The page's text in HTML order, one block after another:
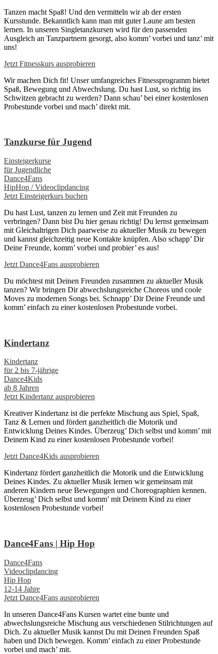
Tanzen macht Spaß! Und den vermitteln wir ab der ersten
Kursstunde. Bekanntlich kann man mit guter Laune am besten
lernen. In unseren Singletanzkursen wird für den passenden
Ausgleich an Tanzpartnern gesorgt, also komm’ vorbei und tanz’ mit
uns!
Jetzt Fitnesskurs ausprobieren
Wir machen Dich fit! Unser umfangreiches Fitnessprogramm bietet
Spaß, Bewegung und Abwechslung. Du hast Lust, so richtig ins
Schwitzen gebracht zu werden? Dann schau’ bei einer kostenlosen
Probestunde vorbei und mach’ direkt mit.
Tanzkurse für Jugend
Einsteigerkurse
für Jugendliche
Dance4Fans
HipHop / Videoclipdancing
Jetzt Einsteigerkurs buchen
Du hast Lust, tanzen zu lernen und Zeit mit Freunden zu
verbringen? Dann bist Du hier genau richtig! Du lernst gemeinsam
mit Gleichaltrigen Dich paarweise zu aktueller Musik zu bewegen
und kannst gleichzeitig neue Kontakte knüpfen. Also schapp’ Dir
Deine Freunde, komm’ vorbei und probier’ es aus!
Jetzt Dance4Fans ausprobieren
Du möchtest mit Deinen Freunden zusammen zu aktueller Musik
tanzen? Wir bringen Dir abwechslungsreiche Choreos und coole
Moves zu modernen Songs bei. Schnapp’ Dir Deine Freunde und
komm’ einfach zu einer kostenlosen Probestunde vorbei.
Kindertanz
Kindertanz
für 2 bis 7-jährige
Dance4Kids
ab 8 Jahren
Jetzt Kindertanz ausprobieren
Kreativer Kindertanz ist die perfekte Mischung aus Spiel, Spaß,
Tanz & Lernen und fördert ganzheitlich die Motorik und
Entwicklung Deines Kindes. Überzeug’ Dich selbst und komm’ mit
Deinem Kind zu einer kostenlosen Probestunde vorbei!
Jetzt Dance4Kids ausprobieren
Kindertanz fördert ganzheitlich die Motorik und die Entwicklung
Deines Kindes. Zu aktueller Musik lernen wir gemeinsam mit
anderen Kindern neue Bewegungen und Choreographien kennen.
Überzeug’ Dich selbst und komm’ mit Deinem Kind zu einer
kostenlosen Probestunde vorbei!
Dance4Fans | Hip Hop
Dance4Fans
Videoclipdancing
Hip Hop
12-14 Jahre
Jetzt Dance4Fans ausprobieren
In unseren Dance4Fans Kursen wartet eine bunte und
abwechslungsreiche Mischung aus verschiedenen Stilrichtungen auf
Dich. Zu aktueller Musik kannst Du mit Deinen Freunden Spaß
haben und Dich bewegen. Komm’ einfach zu einer Probestunde
vorbei und mach’ mit.